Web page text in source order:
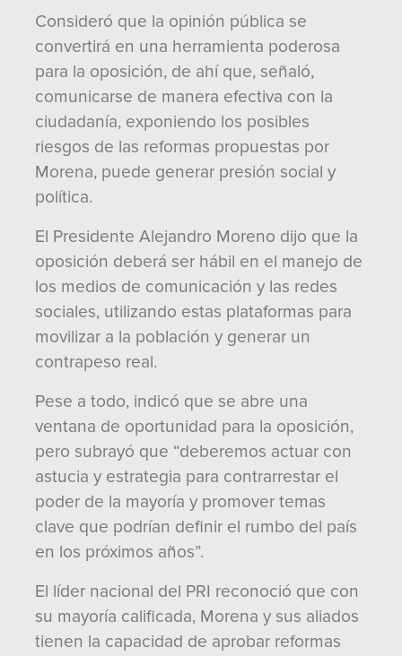
Consideró que la opinión pública se
convertirá en una herramienta poderosa
para la oposición, de ahí que, señaló,
comunicarse de manera efectiva con la
ciudadanía, exponiendo los posibles
riesgos de las reformas propuestas por
Morena, puede generar presión social y
política.
El Presidente Alejandro Moreno dijo que la
oposición deberá ser hábil en el manejo de
los medios de comunicación y las redes
sociales, utilizando estas plataformas para
movilizar a la población y generar un
contrapeso real.
Pese a todo, indicó que se abre una
ventana de oportunidad para la oposición,
pero subrayó que “deberemos actuar con
astucia y estrategia para contrarrestar el
poder de la mayoría y promover temas
clave que podrían definir el rumbo del país
en los próximos años”.
El líder nacional del PRI reconoció que con
su mayoría calificada, Morena y sus aliados
tienen la capacidad de aprobar reformas